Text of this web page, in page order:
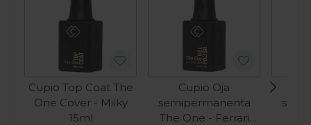
Cupio Top Coat The
One Cover - Milky
15ml
Cupio Oja
semipermanenta
The One - Ferrari